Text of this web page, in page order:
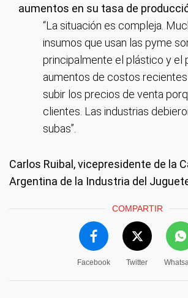
aumentos en su tasa de
“La situación es compleja.
insumos que usan las pyme
principalmente el plástico y el
aumentos de costos
subir los precios de venta
clientes. Las industrias
subas”.
Carlos Ruibal, vicepresidente de la
Argentina de la Industria del
COMPARTIR
Facebook Twitter